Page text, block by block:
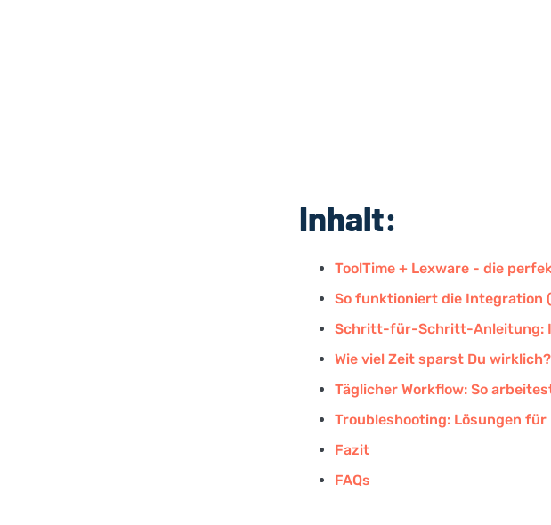
Inhalt:
ToolTime + Lexware - die
So funktioniert die Integration
Schritt-für-Schritt-Anleitung:
Wie viel Zeit sparst Du
Täglicher Workflow: So
Troubleshooting: Lösungen für
Fazit
FAQs